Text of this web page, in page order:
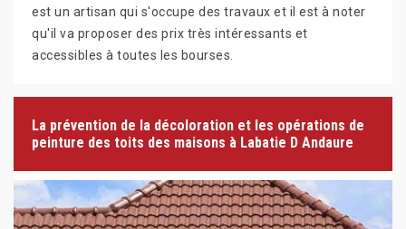
est un artisan qui s'occupe des travaux et il est à noter
qu'il va proposer des prix très intéressants et
accessibles à toutes les bourses.
La prévention de la décoloration et les opérations de
peinture des toits des maisons à Labatie D Andaure